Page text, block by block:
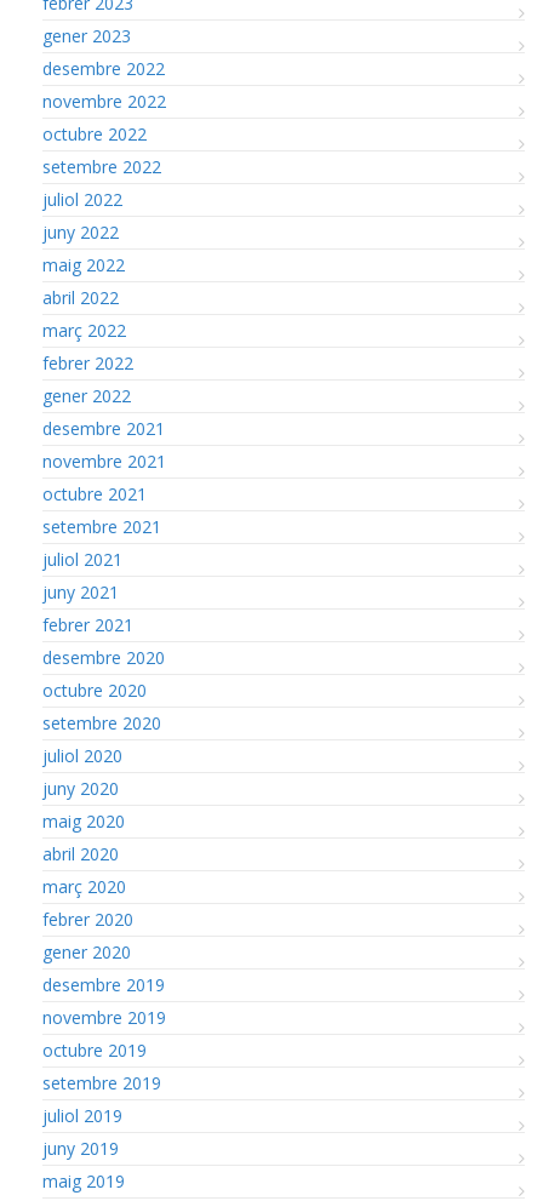
gener 2023
desembre 2022
novembre 2022
octubre 2022
setembre 2022
juliol 2022
juny 2022
maig 2022
abril 2022
març 2022
febrer 2022
gener 2022
desembre 2021
novembre 2021
octubre 2021
setembre 2021
juliol 2021
juny 2021
febrer 2021
desembre 2020
octubre 2020
setembre 2020
juliol 2020
juny 2020
maig 2020
abril 2020
març 2020
febrer 2020
gener 2020
desembre 2019
novembre 2019
octubre 2019
setembre 2019
juliol 2019
juny 2019
maig 2019